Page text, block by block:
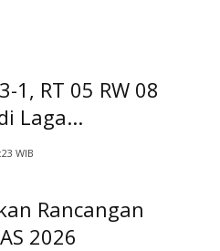
1, RT 05 RW 08
Laga...
WIB
Rancangan
2026